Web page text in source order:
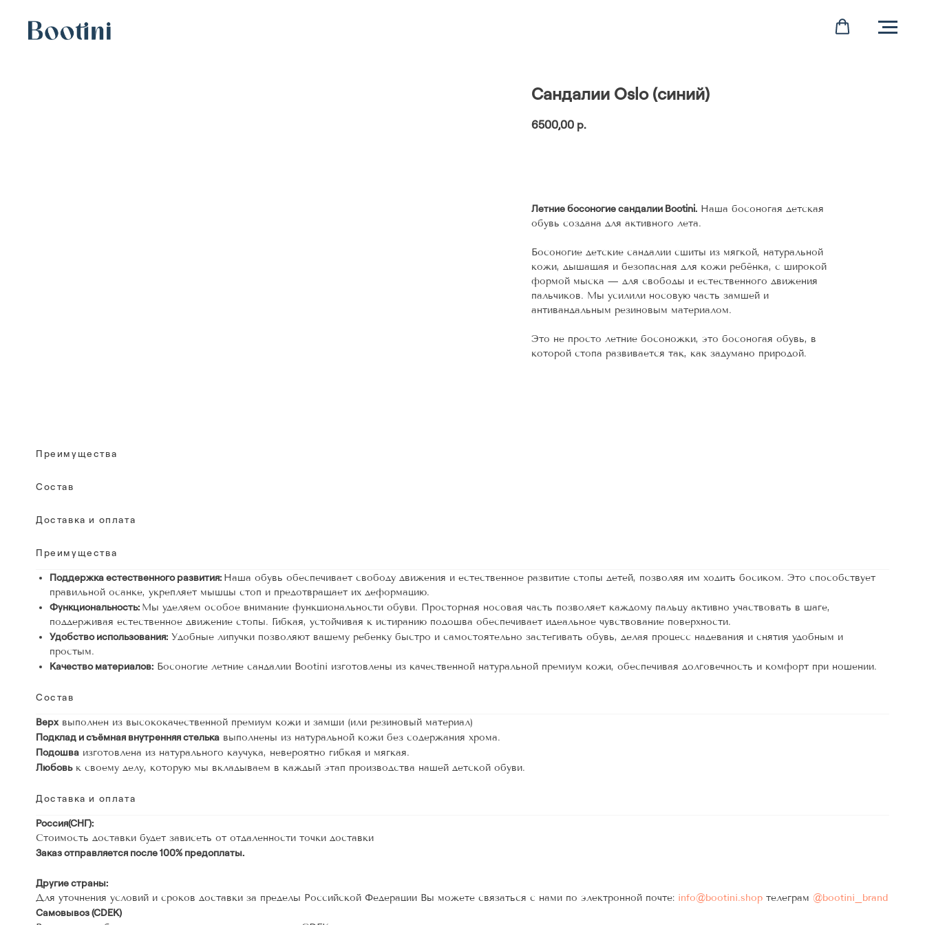
Сандалии Оslo (синий)
6500,00 р.
Летние босоногие сандалии Bootini. Наша босоногая детская
обувь создана для активного лета.
Босоногие детские сандалии сшиты из мягкой, натуральной
кожи, дышащая и безопасная для кожи ребёнка, с широкой
формой мыска — для свободы и естественного движения
пальчиков. Мы усилили носовую часть замшей и
антивандальным резиновым материалом.
Это не просто летние босоножки, это босоногая обувь, в
которой стопа развивается так, как задумано природой.
Преимущества
Состав
Доставка и оплата
Преимущества
Поддержка естественного развития: Наша обувь обеспечивает свободу движения и естественное развитие стопы детей, позволяя им ходить босиком. Это способствует
правильной осанке, укрепляет мышцы стоп и предотвращает их деформацию.
Функциональность: Мы уделяем особое внимание функциональности обуви. Просторная носовая часть позволяет каждому пальцу активно участвовать в шаге,
поддерживая естественное движение стопы. Гибкая, устойчивая к истиранию подошва обеспечивает идеальное чувствование поверхности.
Удобство использования: Удобные липучки позволяют вашему ребенку быстро и самостоятельно застегивать обувь, делая процесс надевания и снятия удобным и
простым.
Качество материалов: Босоногие летние сандалии Bootini изготовлены из качественной натуральной премиум кожи, обеспечивая долговечность и комфорт при ношении.
Состав
Верхвыполнен из высококачественной премиум кожи и замши (или резиновый материал)
Подклад и съёмная внутренняя стелька выполнены из натуральной кожи без содержания хрома.
Подошва изготовлена ​​из натурального каучука, невероятно гибкая и мягкая.
Любовьк своему делу, которую мы вкладываем в каждый этап производства нашей детской обуви.
Доставка и оплата
Россия(СНГ):
Стоимость доставки будет зависеть от отдаленности точки доставки
Заказ отправляется после 100% предоплаты.
Другие страны:
Для уточнения условий и сроков доставки за пределы Российской Федерации Вы можете связаться с нами по электронной почте: info@bootini.shop телеграм @bootini_brand
Самовывоз (СDEК)